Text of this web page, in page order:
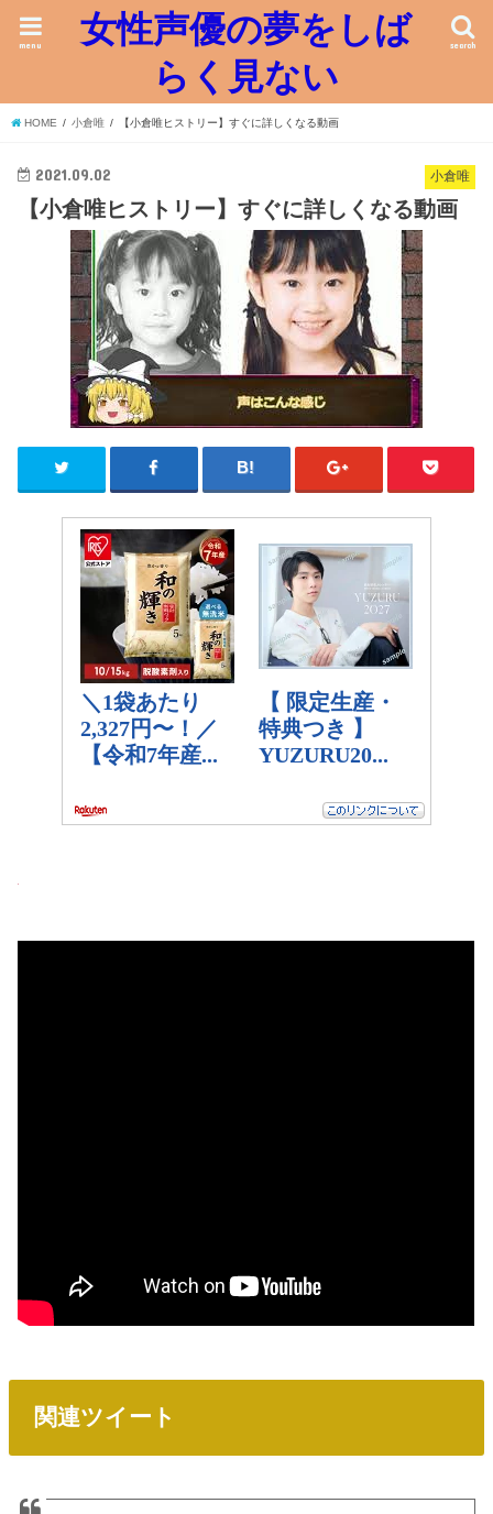
女性声優の夢をしば
らく見ない
search
menu
HOME 小倉唯 【小倉唯ヒストリー】すぐに詳しくなる動画
小倉唯
2021.09.02
【小倉唯ヒストリー】すぐに詳しくなる動画
関連ツイート